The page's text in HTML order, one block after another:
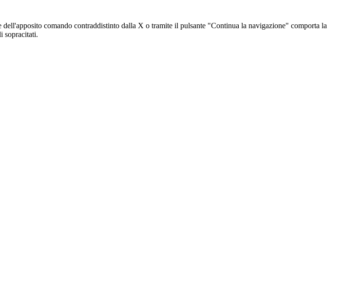
comando contraddistinto dalla X o tramite il pulsante "Continua la navigazione" comporta la
sopracitati.